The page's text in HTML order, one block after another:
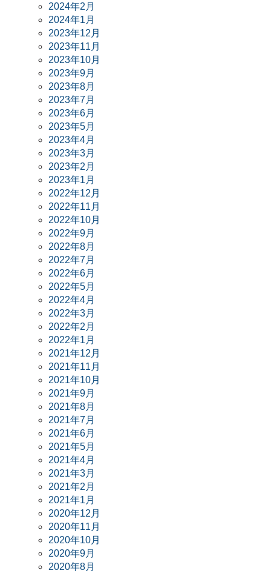
2024年2月
2024年1月
2023年12月
2023年11月
2023年10月
2023年9月
2023年8月
2023年7月
2023年6月
2023年5月
2023年4月
2023年3月
2023年2月
2023年1月
2022年12月
2022年11月
2022年10月
2022年9月
2022年8月
2022年7月
2022年6月
2022年5月
2022年4月
2022年3月
2022年2月
2022年1月
2021年12月
2021年11月
2021年10月
2021年9月
2021年8月
2021年7月
2021年6月
2021年5月
2021年4月
2021年3月
2021年2月
2021年1月
2020年12月
2020年11月
2020年10月
2020年9月
2020年8月